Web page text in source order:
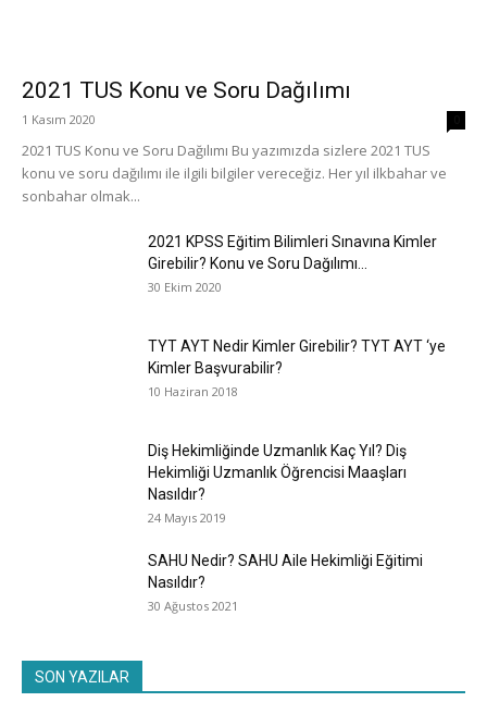
2021 TUS Konu ve Soru Dağılımı
1 Kasım 2020
2021 TUS Konu ve Soru Dağılımı Bu yazımızda sizlere 2021 TUS
konu ve soru dağılımı ile ilgili bilgiler vereceğiz. Her yıl ilkbahar ve
sonbahar olmak...
2021 KPSS Eğitim Bilimleri Sınavına Kimler
Girebilir? Konu ve Soru Dağılımı...
30 Ekim 2020
TYT AYT Nedir Kimler Girebilir? TYT AYT ‘ye
Kimler Başvurabilir?
10 Haziran 2018
Diş Hekimliğinde Uzmanlık Kaç Yıl? Diş
Hekimliği Uzmanlık Öğrencisi Maaşları
Nasıldır?
24 Mayıs 2019
SAHU Nedir? SAHU Aile Hekimliği Eğitimi
Nasıldır?
30 Ağustos 2021
SON YAZILAR